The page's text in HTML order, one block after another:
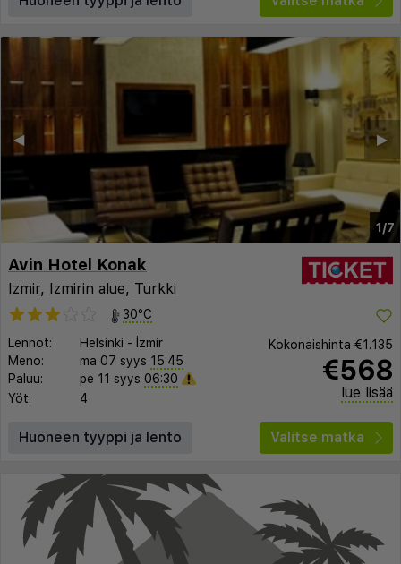
1/7
▶︎
◀︎
Avin Hotel Konak
Izmir, Izmirin alue, Turkki
30°C
Lennot:
Helsinki - İzmir
Meno:
ma 07 syys 15:45
Paluu:
pe 11 syys 06:30
Yöt:
4
Kokonaishinta €1.135
€568
lue lisää
Huoneen tyyppi ja lento Valitse matka